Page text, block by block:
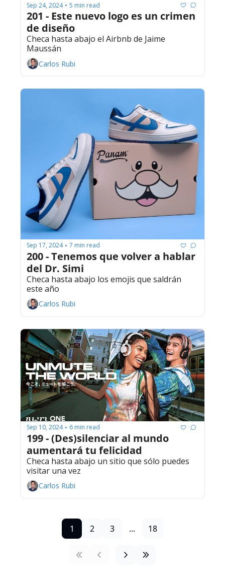
Sep 24, 2024 • 5 min read
201 - Este nuevo logo es un crimen
de diseño
Checa hasta abajo el Airbnb de Jaime
Maussán
Carlos Rubi
Sep 17, 2024 • 7 min read
200 - Tenemos que volver a hablar
del Dr. Simi
Checa hasta abajo los emojis que saldrán
este año
Carlos Rubi
Sep 10, 2024 • 6 min read
199 - (Des)silenciar al mundo
aumentará tu felicidad
Checa hasta abajo un sitio que sólo puedes
visitar una vez
Carlos Rubi
1 2 3 ... 18